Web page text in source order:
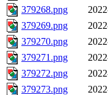
379268.png
379269.png
379270.png
379271.png
379272.png
379273.png